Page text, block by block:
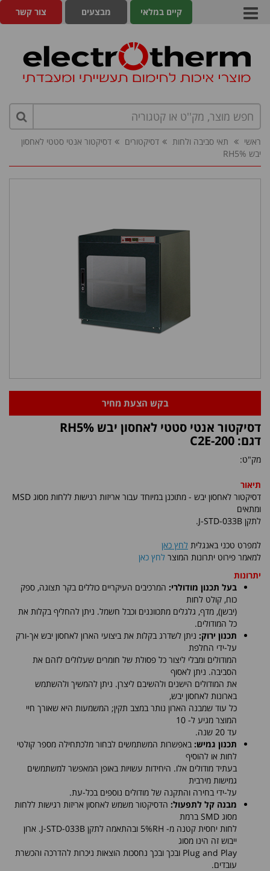
צור קשר מבצעים קיים במלאי
ראשי תאי סביבה ולחות דסיקטורים
דסיקטור אנטי סטטי לאחסון
יבש RH5%
בקש הצעת מחיר
דסיקטור אנטי סטטי לאחסון יבש RH5%
דגם: C2E-200
מק"ט:
תיאור
דסיקטור לאחסון יבש - מתוכנן במיוחד עבור אריזות רגישות ללחות מסוג MSD
ומתאים
לתקן J-STD-033B.
למפרט טכני באנגלית לחץ כאן
למאמר פירוט יתרונות המוצר לחץ כאן
יתרונות
בעל תכנון מודולרי: המרכיבים העיקריים כוללים בקר תצוגה, ספק
כוח, קולט לחות
(יבשן), מדף, גלגלים מתכווננים וכבל חשמל. ניתן להחליף בקלות את
כל המודולים.
תכנון ירוק: ניתן לשדרג בקלות את ביצועי הארון לאחסון יבש אך-ורק
על-ידי החלפת
המודולים ומבלי ליצור כל פסולת של חומרים שעלולים לזהם את
הסביבה. ניתן לאסוף
את המודולים הישנים ולהשיבם ליצרן. ניתן להמשיך ולהשתמש
בארונות לאחסון יבש,
כל עוד שמבנה הארון נותר במצב תקין; המשמעות היא שאורך חיי
המוצר מגיע ל- 10
עד 20 שנה.
תכנון גמיש: באפשרות המשתמשים לבחור מלכתחילה מספר קולטי
לחות או להוסיף
בעתיד מודולים אלו. היחידות עשויות באופן המאפשר למשתמשים
גמישות מירבית
על-ידי בחירה והתקנה של מודולים נוספים בכל-עת.
מבנה קל לתפעול: הדסיקטור משמש לאחסון אריזות רגישות ללחות
מסוג SMD ברמת
לחות יחסית קטנה מ- 5%RH ובהתאמה לתקן J-STD-033B. ארון
ייבוש זה הינו מסוג
Plug and Play ובכך ובכך נחסכות הוצאות ניכרות להדרכה והכשרת
עובדים.